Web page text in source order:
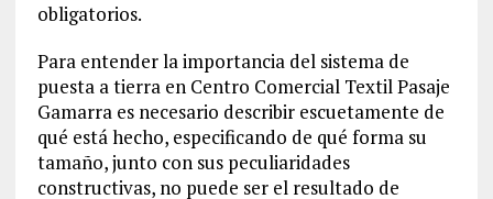
obligatorios.
Para entender la importancia del sistema de
puesta a tierra en Centro Comercial Textil Pasaje
Gamarra es necesario describir escuetamente de
qué está hecho, especificando de qué forma su
tamaño, junto con sus peculiaridades
constructivas, no puede ser el resultado de